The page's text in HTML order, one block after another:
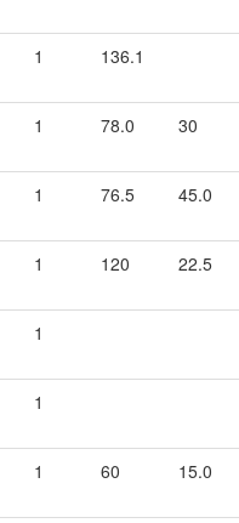
1 136.1
1 78.0 30
1 76.5 45.0
1 120 22.5
1
1
1 60 15.0